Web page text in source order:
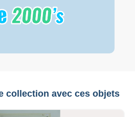
collection avec ces objets